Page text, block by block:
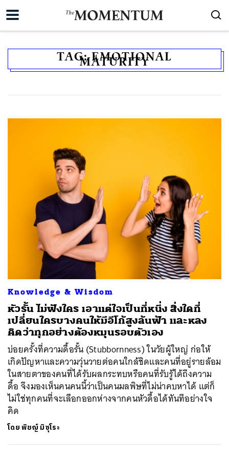
TAG:EMOTIONAL
MATURITY
Knowledge & Wisdom
หัวรั้น ไม่ฟังใคร เอาแต่ใจเป็นที่หนึ่ง สิ่งใดที่
เปลี่ยนใครบางคนให้มีอีโก้สูงล้นฟ้า และหลง
คิดว่าทุกอย่างต้องหมุนรอบตัวเอง
บ่อยครั้งที่ความดื้อรั้น (Stubbornness) ในวัยผู้ใหญ่ ก่อให้
เกิดปัญหาและความวุ่นวายต่อคนใกล้ชิดและคนที่อยู่รายล้อม
ในสายตาของคนที่ได้รับผลกระทบหรือคนที่รับรู้ได้ถึงความ
ดื้อ จึงมองเห็นคนคนนี้ว่าเป็นคนมลพิษที่ไม่น่าคบหาได้ แต่ก็
ไม่ใช่ทุกคนที่จะเลือกออกห่างจากคนหัวดื้อได้ทันทีอย่างใจ
คิด
โดยพิชญ์ มิซุโระ
SHARE TWEET